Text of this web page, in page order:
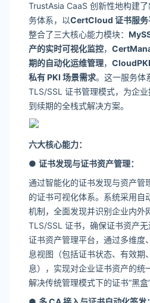
TrustAsia CaaS 创新性地构建
务体系，以CertCloud 证书服务
整合了三大核心能力模块：
产的实时可视化监控，
期的自动化运维管理，
私有 PKI 场景需求。这一服务体
TLS/SSL 证书管理模式，为企
到续期的全栈式解决方案。
六大核心能力：
● 证书发现与证书资产管理：
通过智能化的证书发现与资产管
的证书可视化体系。系统采用自
机制，全面发现并识别企业内外
TLS/SSL 证书，确保证书资产
证书资产管理平台，通过多维度
息视图（包括证书状态、有效期
息），实现对企业证书资产的统
解决传统管理模式下的证书“黑盒”